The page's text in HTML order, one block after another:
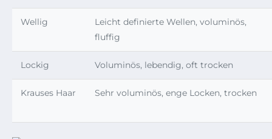
Wellig
Leicht definierte Wellen, voluminös,
fluffig
Lockig Voluminös, lebendig, oft trocken
Krauses Haar Sehr voluminös, enge Locken, trocken